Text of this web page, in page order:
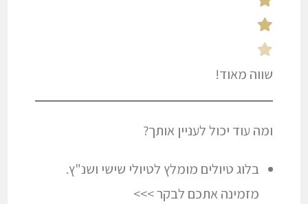
שווה מאוד!
ומה עוד יכול לעניין אותך?
בלוג טיולים מומלץ לטיולי שישי ושנ"ץ.
מזמינה אתכם לבקר >>>